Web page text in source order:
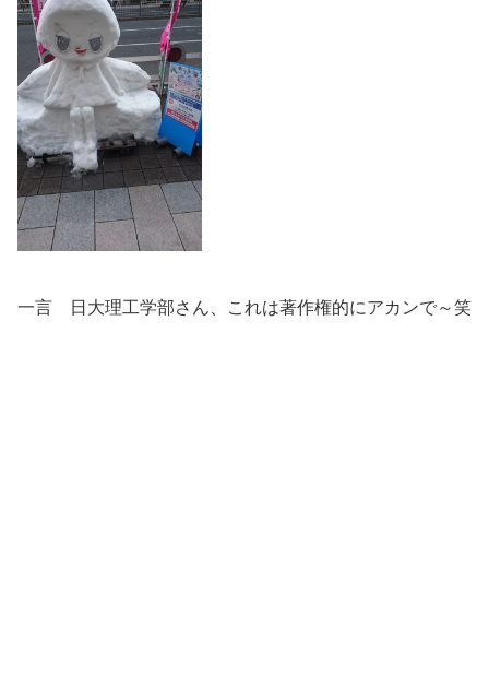
一言 日大理工学部さん、これは著作権的にアカンで～笑